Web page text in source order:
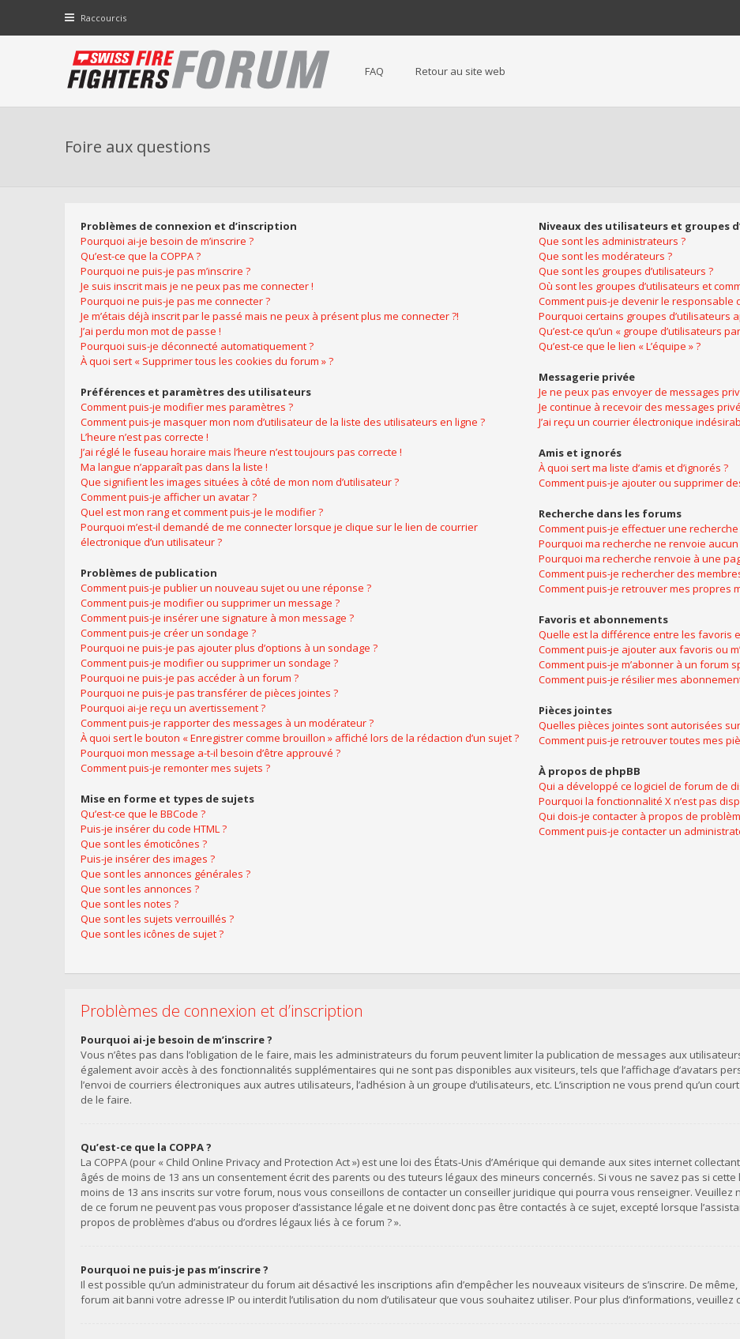
Raccourcis
FAQ Retour au site web
Foire aux questions
Problèmes de connexion et d’inscription
Pourquoi ai-je besoin de m’inscrire ?
Qu’est-ce que la COPPA ?
Pourquoi ne puis-je pas m’inscrire ?
Je suis inscrit mais je ne peux pas me connecter !
Pourquoi ne puis-je pas me connecter ?
Je m’étais déjà inscrit par le passé mais ne peux à présent plus me connecter ?!
J’ai perdu mon mot de passe !
Pourquoi suis-je déconnecté automatiquement ?
À quoi sert « Supprimer tous les cookies du forum » ?
Préférences et paramètres des utilisateurs
Comment puis-je modifier mes paramètres ?
Comment puis-je masquer mon nom d’utilisateur de la liste des utilisateurs en ligne ?
L’heure n’est pas correcte !
J’ai réglé le fuseau horaire mais l’heure n’est toujours pas correcte !
Ma langue n’apparaît pas dans la liste !
Que signifient les images situées à côté de mon nom d’utilisateur ?
Comment puis-je afficher un avatar ?
Quel est mon rang et comment puis-je le modifier ?
Pourquoi m’est-il demandé de me connecter lorsque je clique sur le lien de courrier
électronique d’un utilisateur ?
Problèmes de publication
Comment puis-je publier un nouveau sujet ou une réponse ?
Comment puis-je modifier ou supprimer un message ?
Comment puis-je insérer une signature à mon message ?
Comment puis-je créer un sondage ?
Pourquoi ne puis-je pas ajouter plus d’options à un sondage ?
Comment puis-je modifier ou supprimer un sondage ?
Pourquoi ne puis-je pas accéder à un forum ?
Pourquoi ne puis-je pas transférer de pièces jointes ?
Pourquoi ai-je reçu un avertissement ?
Comment puis-je rapporter des messages à un modérateur ?
À quoi sert le bouton « Enregistrer comme brouillon » affiché lors de la rédaction d’un sujet ?
Pourquoi mon message a-t-il besoin d’être approuvé ?
Comment puis-je remonter mes sujets ?
Mise en forme et types de sujets
Qu’est-ce que le BBCode ?
Puis-je insérer du code HTML ?
Que sont les émoticônes ?
Puis-je insérer des images ?
Que sont les annonces générales ?
Que sont les annonces ?
Que sont les notes ?
Que sont les sujets verrouillés ?
Que sont les icônes de sujet ?
Niveaux des utilisateurs et groupes
Que sont les administrateurs ?
Que sont les modérateurs ?
Que sont les groupes d’utilisateurs ?
Où sont les groupes d’utilisateurs et
Comment puis-je devenir le responsable
Pourquoi certains groupes d’utilisateurs
Qu’est-ce qu’un « groupe d’utilisateurs
Qu’est-ce que le lien « L’équipe » ?
Messagerie privée
Je ne peux pas envoyer de messages
Je continue à recevoir des messages
J’ai reçu un courrier électronique
Amis et ignorés
À quoi sert ma liste d’amis et d’ignorés ?
Comment puis-je ajouter ou supprimer
Recherche dans les forums
Comment puis-je effectuer une
Pourquoi ma recherche ne renvoie
Pourquoi ma recherche renvoie à une
Comment puis-je rechercher des
Comment puis-je retrouver mes propres
Favoris et abonnements
Quelle est la différence entre les favoris
Comment puis-je ajouter aux favoris ou
Comment puis-je m’abonner à un forum
Comment puis-je résilier mes
Pièces jointes
Quelles pièces jointes sont autorisées
Comment puis-je retrouver toutes mes
À propos de phpBB
Qui a développé ce logiciel de forum de
Pourquoi la fonctionnalité X n’est pas
Qui dois-je contacter à propos de
Comment puis-je contacter un
Problèmes de connexion et d’inscription
Pourquoi ai-je besoin de m’inscrire ?
Vous n’êtes pas dans l’obligation de le faire, mais les administrateurs du forum peuvent limiter la publication de messages aux
également avoir accès à des fonctionnalités supplémentaires qui ne sont pas disponibles aux visiteurs, tels que l’affichage d’avatars
l’envoi de courriers électroniques aux autres utilisateurs, l’adhésion à un groupe d’utilisateurs, etc. L’inscription ne vous prend qu’un
de le faire.
Qu’est-ce que la COPPA ?
La COPPA (pour « Child Online Privacy and Protection Act ») est une loi des États-Unis d’Amérique qui demande aux sites internet
âgés de moins de 13 ans un consentement écrit des parents ou des tuteurs légaux des mineurs concernés. Si vous ne savez pas si
moins de 13 ans inscrits sur votre forum, nous vous conseillons de contacter un conseiller juridique qui pourra vous renseigner. Veuillez
de ce forum ne peuvent pas vous proposer d’assistance légale et ne doivent donc pas être contactés à ce sujet, excepté lorsque
propos de problèmes d’abus ou d’ordres légaux liés à ce forum ? ».
Pourquoi ne puis-je pas m’inscrire ?
Il est possible qu’un administrateur du forum ait désactivé les inscriptions afin d’empêcher les nouveaux visiteurs de s’inscrire. De
forum ait banni votre adresse IP ou interdit l’utilisation du nom d’utilisateur que vous souhaitez utiliser. Pour plus d’informations,